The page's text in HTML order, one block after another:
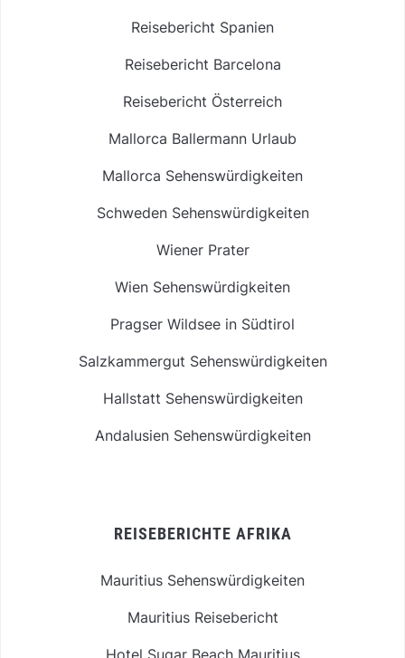
Reisebericht Spanien
Reisebericht Barcelona
Reisebericht Österreich
Mallorca Ballermann Urlaub
Mallorca Sehenswürdigkeiten
Schweden Sehenswürdigkeiten
Wiener Prater
Wien Sehenswürdigkeiten
Pragser Wildsee in Südtirol
Salzkammergut Sehenswürdigkeiten
Hallstatt Sehenswürdigkeiten
Andalusien Sehenswürdigkeiten
REISEBERICHTE AFRIKA
Mauritius Sehenswürdigkeiten
Mauritius Reisebericht
Hotel Sugar Beach Mauritius